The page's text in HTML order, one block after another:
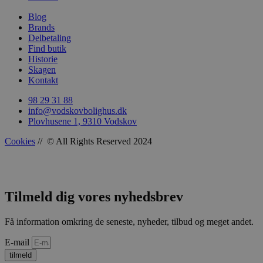
Blog
Brands
Delbetaling
Find butik
Historie
Skagen
Kontakt
98 29 31 88
info@vodskovbolighus.dk
Plovhusene 1, 9310 Vodskov
Cookies // © All Rights Reserved 2024
Tilmeld dig vores nyhedsbrev
Få information omkring de seneste, nyheder, tilbud og meget andet.
E-mail
tilmeld
woocommerce_cart_hash
woocommerce_items_in_cart
wp_woocommerce_session_[abcdef0123456789]
{32}